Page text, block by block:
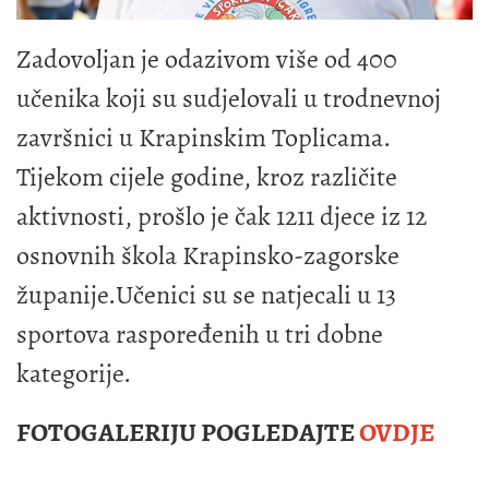
Zadovoljan je odazivom više od 400
učenika koji su sudjelovali u trodnevnoj
završnici u Krapinskim Toplicama.
Tijekom cijele godine, kroz različite
aktivnosti, prošlo je čak 1211 djece iz 12
osnovnih škola Krapinsko-zagorske
županije.Učenici su se natjecali u 13
sportova raspoređenih u tri dobne
kategorije.
FOTOGALERIJU POGLEDAJTEOVDJE